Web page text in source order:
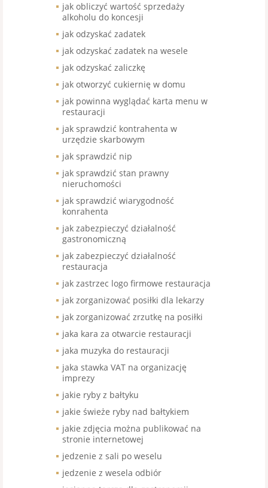
jak obliczyć wartość sprzedaży
alkoholu do koncesji
jak odzyskać zadatek
jak odzyskać zadatek na wesele
jak odzyskać zaliczkę
jak otworzyć cukiernię w domu
jak powinna wyglądać karta menu w
restauracji
jak sprawdzić kontrahenta w
urzędzie skarbowym
jak sprawdzić nip
jak sprawdzić stan prawny
nieruchomości
jak sprawdzić wiarygodność
konrahenta
jak zabezpieczyć działalność
gastronomiczną
jak zabezpieczyć działalność
restauracja
jak zastrzec logo firmowe restauracja
jak zorganizować posiłki dla lekarzy
jak zorganizować zrzutkę na posiłki
jaka kara za otwarcie restauracji
jaka muzyka do restauracji
jaka stawka VAT na organizację
imprezy
jakie ryby z bałtyku
jakie świeże ryby nad bałtykiem
jakie zdjęcia można publikować na
stronie internetowej
jedzenie z sali po weselu
jedzenie z wesela odbiór